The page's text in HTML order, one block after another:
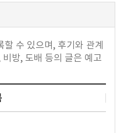
수 있으며, 후기와 관계
방, 도배 등의 글은 예고